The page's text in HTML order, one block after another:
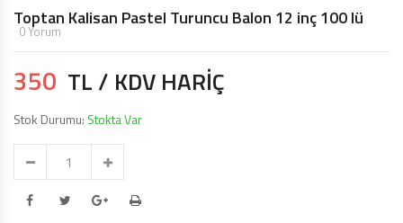
Toptan Kalisan Pastel Turuncu Balon 12 inç 100 lü
0 Yorum
350 TL / KDV HARİÇ
Stok Durumu: Stokta Var